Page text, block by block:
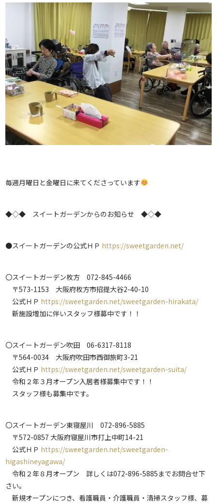
毎週月曜日と金曜日に来てくださっています
◆◇◆ スイートガーデンからのお知らせ ◆◇◆
●スイートガーデンの公式ＨＰ https://sweetgarden.net/
〇スイートガーデン枚方 072-845-4466
〒573-1153 大阪府枚方市招提大谷2-40-10
公式ＨＰ https://sweetgarden.net/sweetgarden-hirakata/
新施設増加に伴いスタッフ様募中です！！
〇スイートガーデン吹田 06-6317-8118
〒564-0034 大阪府吹田市西御旅町3-21
公式ＨＰ https://sweetgarden.net/sweetgarden-suita/
令和２年３月オープン入居者様募集中です！！
スタッフ様も募集中です。
〇スイートガーデン東寝屋川 072-896-5885
〒572-0857 大阪府寝屋川市打上中町14-21
公式ＨＰ https://sweetgarden.net/sweetgarden-
higashineyagawa/
令和２年８月オープン 詳しくは072-896-5885までお問合せ下
さい。
新規オープンにつき、看護職員・介護職員・清掃スタッフ様、募